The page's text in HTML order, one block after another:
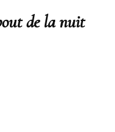
de la nuit